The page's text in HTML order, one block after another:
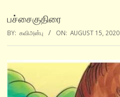
பச்சைகுதிரை
BY: கவிஅன்பு ON: AUGUST 15, 2020